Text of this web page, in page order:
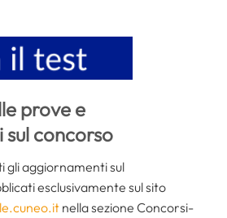
prove e
concorso
gli aggiornamenti sul
esclusivamente sul sito
nella sezione Concorsi-